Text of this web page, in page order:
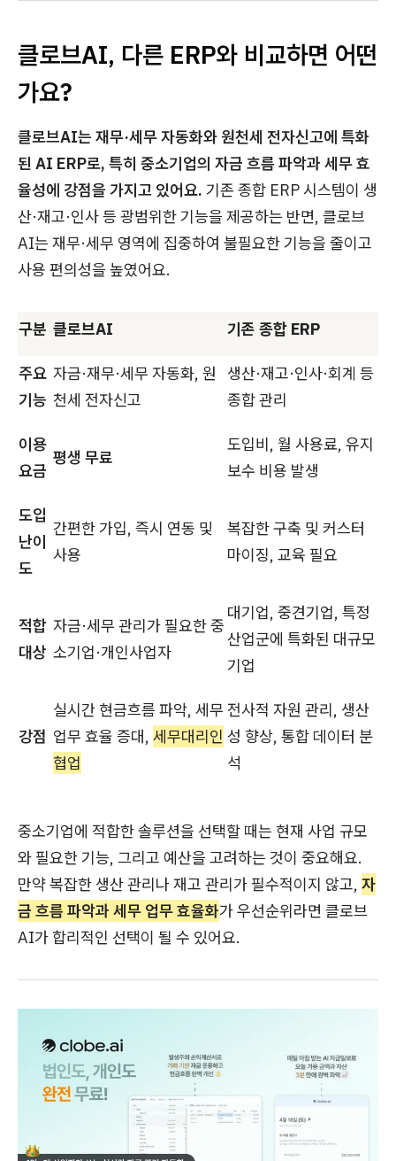
클로브AI, 다른 ERP와 비교하면 어떤
가요?
클로브AI는 재무·세무 자동화와 원천세 전자신고에 특화
된 AI ERP로, 특히 중소기업의 자금 흐름 파악과 세무 효
율성에 강점을 가지고 있어요. 기존 종합 ERP 시스템이 생
산·재고·인사 등 광범위한 기능을 제공하는 반면, 클로브
AI는 재무·세무 영역에 집중하여 불필요한 기능을 줄이고
사용 편의성을 높였어요.
구분 클로브AI 기존 종합 ERP
주요
기능
자금·재무·세무 자동화, 원
천세 전자신고
생산·재고·인사·회계 등
종합 관리
이용
요금
평생 무료
도입비, 월 사용료, 유지
보수 비용 발생
도입
난이
도
간편한 가입, 즉시 연동 및
사용
복잡한 구축 및 커스터
마이징, 교육 필요
적합
대상
자금·세무 관리가 필요한 중
소기업·개인사업자
대기업, 중견기업, 특정
산업군에 특화된 대규모
기업
강점
실시간 현금흐름 파악, 세무
업무 효율 증대, 세무대리인
협업
전사적 자원 관리, 생산
성 향상, 통합 데이터 분
석
중소기업에 적합한 솔루션을 선택할 때는 현재 사업 규모
와 필요한 기능, 그리고 예산을 고려하는 것이 중요해요.
만약 복잡한 생산 관리나 재고 관리가 필수적이지 않고, 자
금 흐름 파악과 세무 업무 효율화가 우선순위라면 클로브
AI가 합리적인 선택이 될 수 있어요.